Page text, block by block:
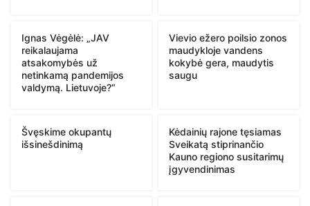
Ignas Vėgėlė: „JAV
reikalaujama
atsakomybės už
netinkamą pandemijos
valdymą. Lietuvoje?“
Vievio ežero poilsio zonos
maudykloje vandens
kokybė gera, maudytis
saugu
Švęskime okupantų
išsinešdinimą
Kėdainių rajone tęsiamas
Sveikatą stiprinančio
Kauno regiono susitarimų
įgyvendinimas